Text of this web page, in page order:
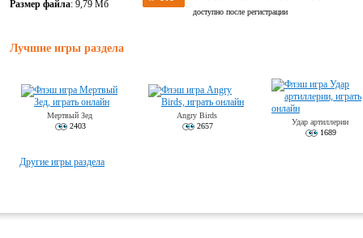
Размер файла: 9,79 Мб
Лучшие игры раздела
Мертвый Зед
2403
Angry Birds
2657
Удар артиллерии
1689
Другие игры раздела